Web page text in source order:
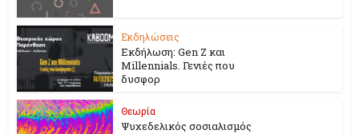
Εκδηλώσεις
Εκδήλωση: Gen Z και
Millennials. Γενιές που
δυσφορ
Θεωρία
Ψυχεδελικός σοσιαλισμός